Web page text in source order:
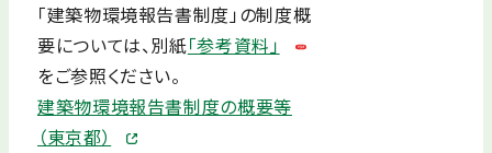
「建築物環境報告書制度」の制度概
要については、別紙「参考資料」
をご参照ください。
建築物環境報告書制度の概要等
（東京都）